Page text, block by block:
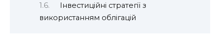
Інвестиційні стратегії з
використанням облігацій